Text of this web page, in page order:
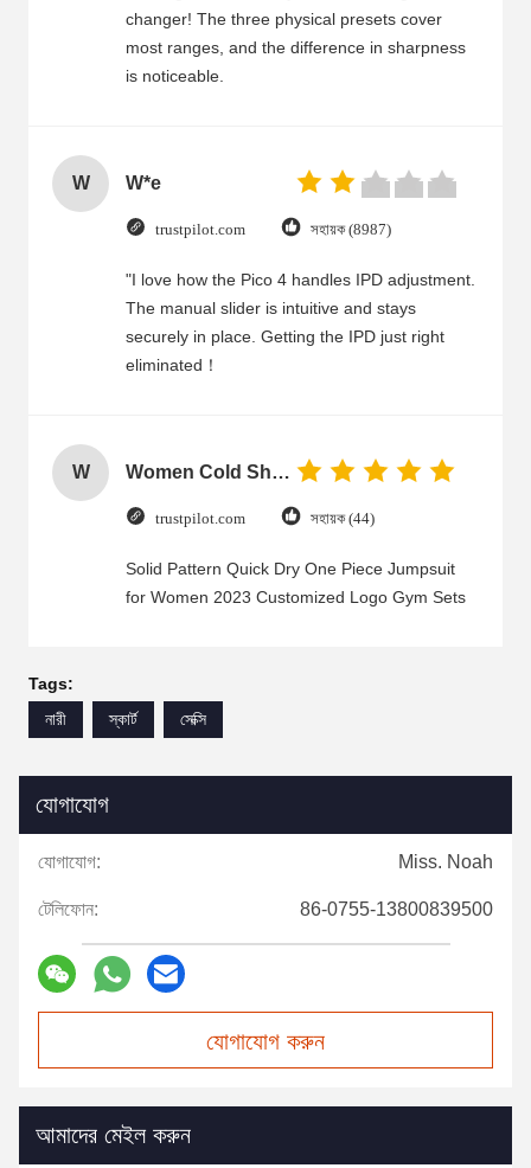
changer! The three physical presets cover
most ranges, and the difference in sharpness
is noticeable.
W W*e
trustpilot.com সহায়ক (8987)
"I love how the Pico 4 handles IPD adjustment.
The manual slider is intuitive and stays
securely in place. Getting the IPD just right
eliminated！
W Women Cold Shoulder V Neck Rayon Blouse
trustpilot.com সহায়ক (44)
Solid Pattern Quick Dry One Piece Jumpsuit
for Women 2023 Customized Logo Gym Sets
Tags:
নারী
স্কার্ট সেক্সি
যোগাযোগ
যোগাযোগ: Miss. Noah
টেলিফোন: 86-0755-13800839500
যোগাযোগ করুন
আমাদের মেইল ​​করুন